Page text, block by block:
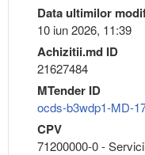
Data ultimilor
10 iun 2026, 11:39
Achizitii.md ID
21627484
MTender ID
ocds-b3wdp1-MD-
CPV
71200000-0 -